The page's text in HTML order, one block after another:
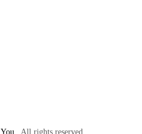
. All rights reserved.